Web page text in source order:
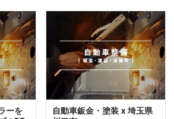
ーを
自動車鈑金・塗装 x 埼玉県